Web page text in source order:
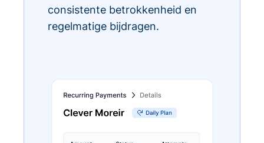
consistente betrokkenheid en
regelmatige bijdragen.